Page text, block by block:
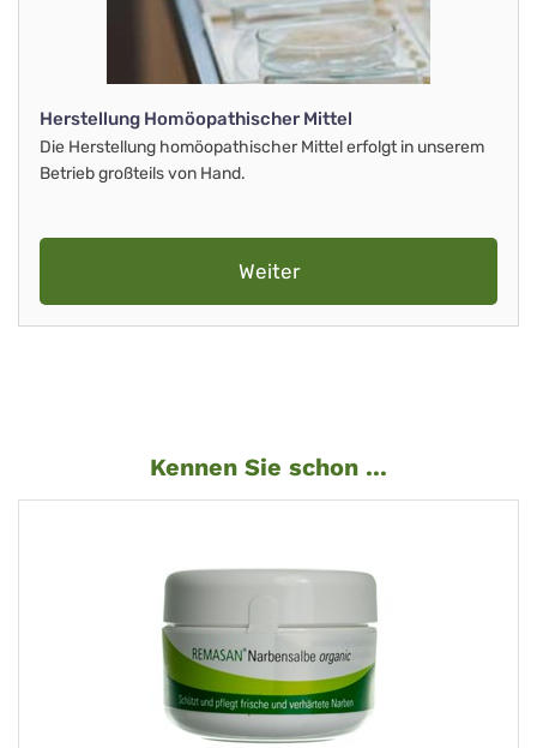
Herstellung Homöopathischer Mittel
Die Herstellung homöopathischer Mittel erfolgt in unserem
Betrieb großteils von Hand.
Weiter
Kennen Sie schon ...